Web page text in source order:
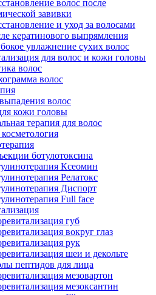
волос после
завивки
и уход за волосами
кератинового выпрямления
увлажнение сухих волос
для волос и кожи головы
волос
волос
волос
кожи головы
терапия для волос
ботулотоксина
Ксеомин
Релатокс
Диспорт
Full face
губ
вокруг глаз
рук
шеи и декольте
пептидов для лица
мезовартон
мезоксантин